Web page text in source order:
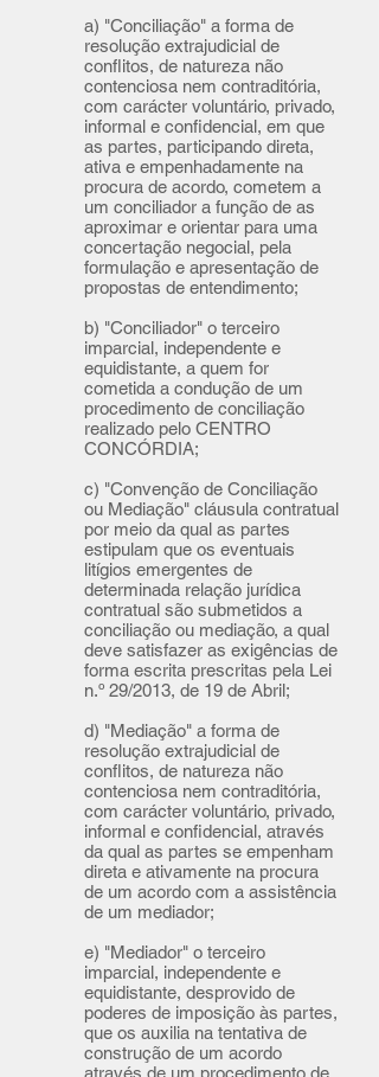
a) "Conciliação" a forma de
resolução extrajudicial de
conflitos, de natureza não
contenciosa nem contraditória,
com carácter voluntário, privado,
informal e confidencial, em que
as partes, participando direta,
ativa e empenhadamente na
procura de acordo, cometem a
um conciliador a função de as
aproximar e orientar para uma
concertação negocial, pela
formulação e apresentação de
propostas de entendimento;
b) "Conciliador" o terceiro
imparcial, independente e
equidistante, a quem for
cometida a condução de um
procedimento de conciliação
realizado pelo CENTRO
CONCÓRDIA;
c) "Convenção de Conciliação
ou Mediação" cláusula contratual
por meio da qual as partes
estipulam que os eventuais
litígios emergentes de
determinada relação jurídica
contratual são submetidos a
conciliação ou mediação, a qual
deve satisfazer as exigências de
forma escrita prescritas pela Lei
n.º 29/2013, de 19 de Abril;
d) "Mediação" a forma de
resolução extrajudicial de
conflitos, de natureza não
contenciosa nem contraditória,
com carácter voluntário, privado,
informal e confidencial, através
da qual as partes se empenham
direta e ativamente na procura
de um acordo com a assistência
de um mediador;
e) "Mediador" o terceiro
imparcial, independente e
equidistante, desprovido de
poderes de imposição às partes,
que os auxilia na tentativa de
construção de um acordo
através de um procedimento de